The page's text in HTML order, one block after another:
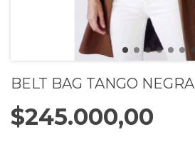
BELT BAG TANGO NEGRA
$245.000,00